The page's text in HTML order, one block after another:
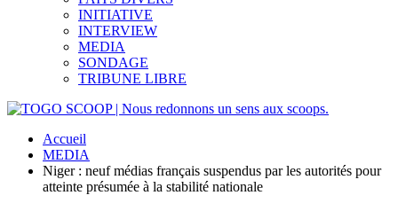
INITIATIVE
INTERVIEW
MEDIA
SONDAGE
TRIBUNE LIBRE
Accueil
MEDIA
Niger : neuf médias français suspendus par les autorités pour
atteinte présumée à la stabilité nationale